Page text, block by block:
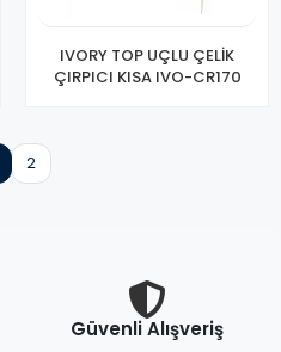
IVORY TOP UÇLU ÇELİK
ÇIRPICI KISA IVO-CR170
2
Güvenli Alışveriş